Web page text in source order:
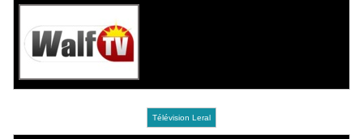
Télévision Leral